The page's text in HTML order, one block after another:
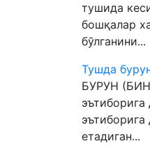
тушида
бошқалар
бўлганини...
Тушда
БУРУН
етадиган...